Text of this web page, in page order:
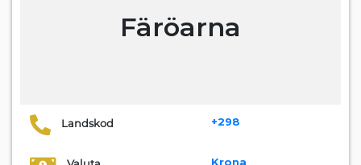
Färöarna
Landskod +298
Krona